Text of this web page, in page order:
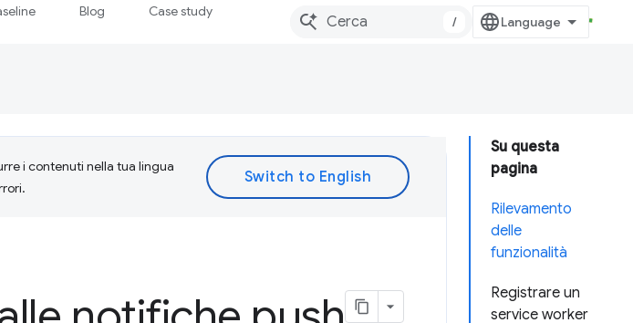
Blog Case study
/
Su questa
pagina
Rilevamento
delle
funzionalità
Registrare un
service worker
i contenuti nella tua lingua